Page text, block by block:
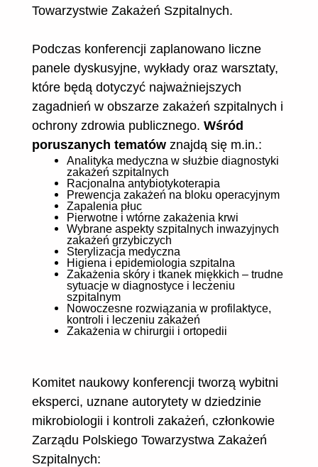
Towarzystwie Zakażeń Szpitalnych.
Podczas konferencji zaplanowano liczne
panele dyskusyjne, wykłady oraz warsztaty,
które będą dotyczyć najważniejszych
zagadnień w obszarze zakażeń szpitalnych i
ochrony zdrowia publicznego. Wśród
poruszanych tematówznajdą się m.in.:
Analityka medyczna w służbie diagnostyki
zakażeń szpitalnych
Racjonalna antybiotykoterapia
Prewencja zakażeń na bloku operacyjnym
Zapalenia płuc
Pierwotne i wtórne zakażenia krwi
Wybrane aspekty szpitalnych inwazyjnych
zakażeń grzybiczych
Sterylizacja medyczna
Higiena i epidemiologia szpitalna
Zakażenia skóry i tkanek miękkich – trudne
sytuacje w diagnostyce i leczeniu
szpitalnym
Nowoczesne rozwiązania w profilaktyce,
kontroli i leczeniu zakażeń
Zakażenia w chirurgii i ortopedii
Komitet naukowy konferencji tworzą wybitni
eksperci, uznane autorytety w dziedzinie
mikrobiologii i kontroli zakażeń, członkowie
Zarządu Polskiego Towarzystwa Zakażeń
Szpitalnych: